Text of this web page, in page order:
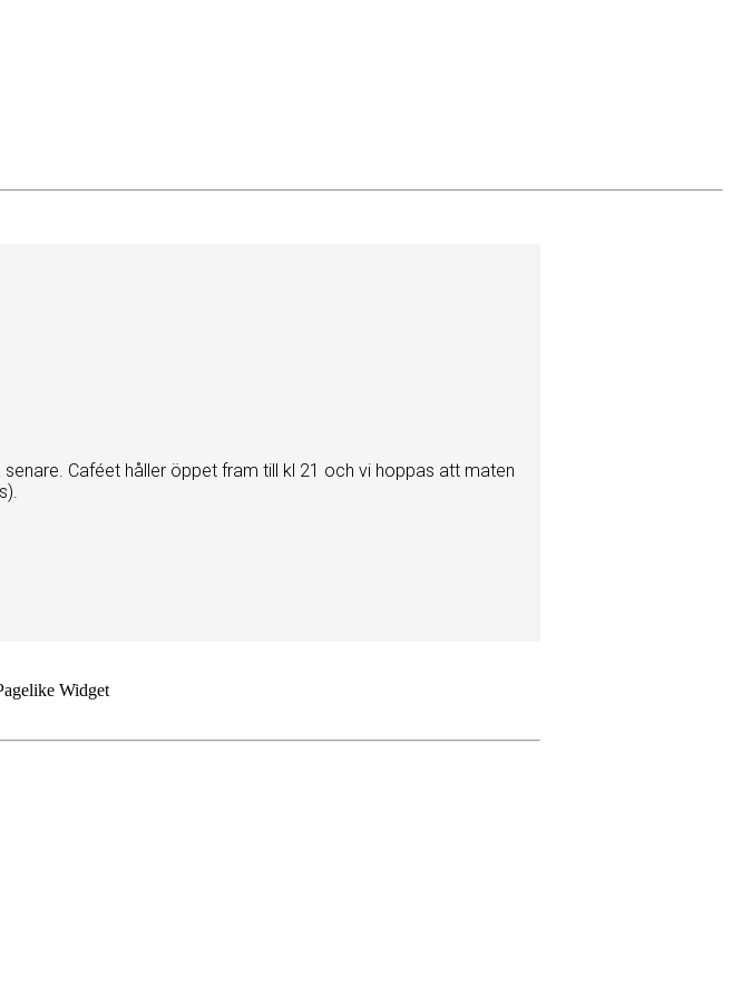
Caféet håller öppet fram till kl 21 och vi hoppas att maten